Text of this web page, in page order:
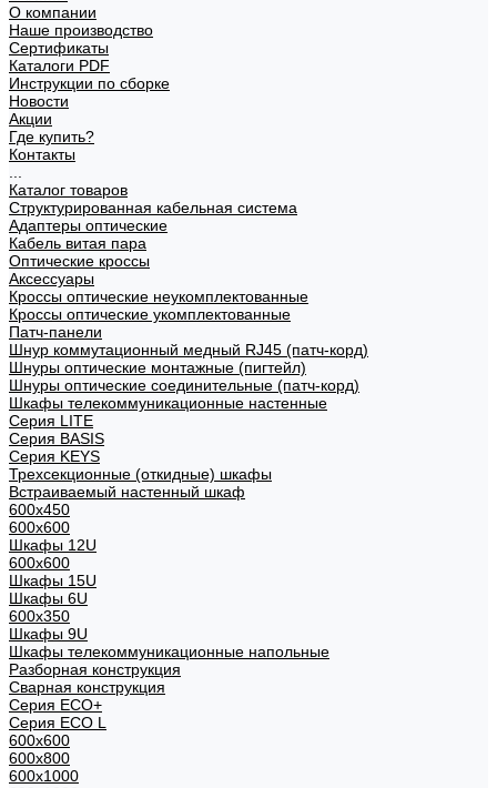
О компании
Наше производство
Сертификаты
Каталоги PDF
Инструкции по сборке
Новости
Акции
Где купить?
Контакты
Каталог товаров
Структурированная кабельная система
Адаптеры оптические
Кабель витая пара
Оптические кроссы
Аксессуары
Кроссы оптические неукомплектованные
Кроссы оптические укомплектованные
Патч-панели
Шнур коммутационный медный RJ45 (патч-корд)
Шнуры оптические монтажные (пигтейл)
Шнуры оптические соединительные (патч-корд)
Шкафы телекоммуникационные настенные
Cерия LITE
Cерия BASIS
Cерия KEYS
Трехсекционные (откидные) шкафы
Встраиваемый настенный шкаф
600x450
600x600
Шкафы 12U
600x600
Шкафы 15U
Шкафы 6U
600x350
Шкафы 9U
Шкафы телекоммуникационные напольные
Разборная конструкция
Сварная конструкция
Серия ECO+
Серия ECO L
600x600
600x800
600х1000